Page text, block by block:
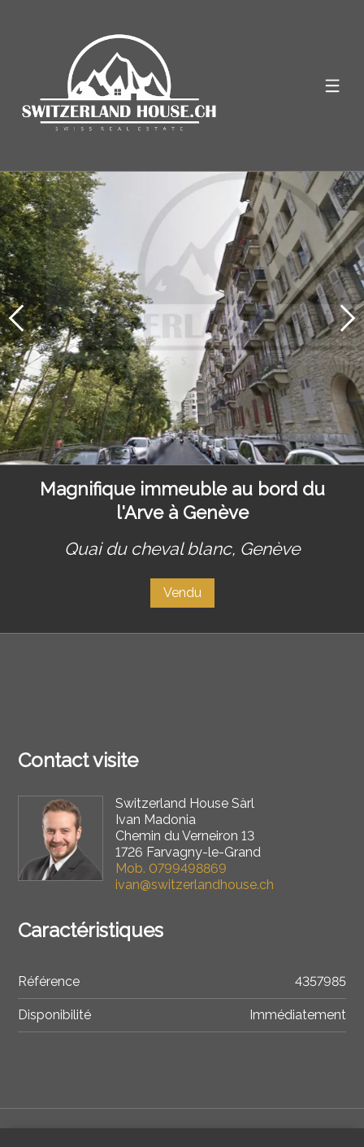
Magnifique immeuble au bord du
l'Arve à Genève
Quai du cheval blanc, Genève
Vendu
Contact visite
Switzerland House Sàrl
Ivan Madonia
Chemin du Verneiron 13
1726 Farvagny-le-Grand
Mob. 0799498869
ivan@switzerlandhouse.ch
Caractéristiques
Référence 4357985
Disponibilité Immédiatement